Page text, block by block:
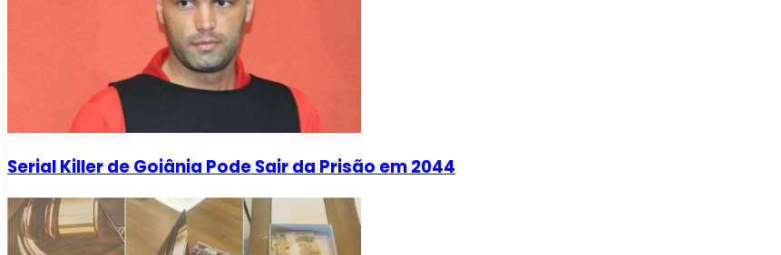
Serial Killer de Goiânia Pode Sair da Prisão em 2044